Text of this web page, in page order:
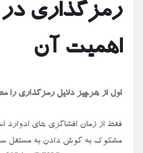
رمزگذاری در
اهمیت آن
اول از هرچیز دلایل رمزگذاری را
فقط از زمان افشاگری های ادوارد
مشکوک به گوش دادن به مستقل